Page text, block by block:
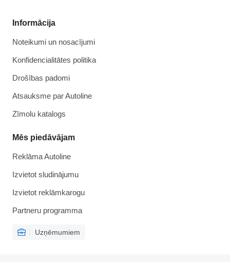
Informācija
Noteikumi un nosacījumi
Konfidencialitātes politika
Drošības padomi
Atsauksme par Autoline
Zīmolu katalogs
Mēs piedāvājam
Reklāma Autoline
Izvietot sludinājumu
Izvietot reklāmkarogu
Partneru programma
Uzņēmumiem